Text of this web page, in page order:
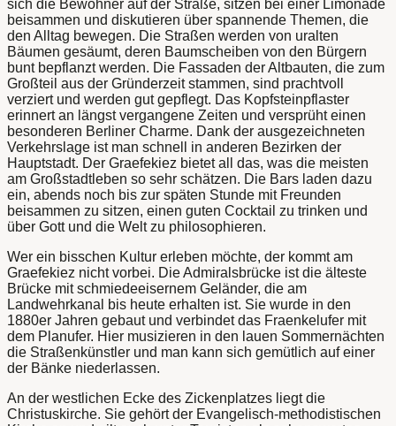
sich die Bewohner auf der Straße, sitzen bei einer Limonade
beisammen und diskutieren über spannende Themen, die
den Alltag bewegen. Die Straßen werden von uralten
Bäumen gesäumt, deren Baumscheiben von den Bürgern
bunt bepflanzt werden. Die Fassaden der Altbauten, die zum
Großteil aus der Gründerzeit stammen, sind prachtvoll
verziert und werden gut gepflegt. Das Kopfsteinpflaster
erinnert an längst vergangene Zeiten und versprüht einen
besonderen Berliner Charme. Dank der ausgezeichneten
Verkehrslage ist man schnell in anderen Bezirken der
Hauptstadt. Der Graefekiez bietet all das, was die meisten
am Großstadtleben so sehr schätzen. Die Bars laden dazu
ein, abends noch bis zur späten Stunde mit Freunden
beisammen zu sitzen, einen guten Cocktail zu trinken und
über Gott und die Welt zu philosophieren.
Wer ein bisschen Kultur erleben möchte, der kommt am
Graefekiez nicht vorbei. Die Admiralsbrücke ist die älteste
Brücke mit schmiedeeisernem Geländer, die am
Landwehrkanal bis heute erhalten ist. Sie wurde in den
1880er Jahren gebaut und verbindet das Fraenkelufer mit
dem Planufer. Hier musizieren in den lauen Sommernächten
die Straßenkünstler und man kann sich gemütlich auf einer
der Bänke niederlassen.
An der westlichen Ecke des Zickenplatzes liegt die
Christuskirche. Sie gehört der Evangelisch-methodistischen